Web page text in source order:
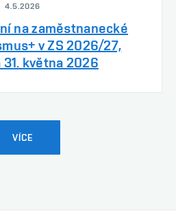
4.5.2026
na zaměstnanecké
v ZS 2026/27,
31. května 2026
VÍCE